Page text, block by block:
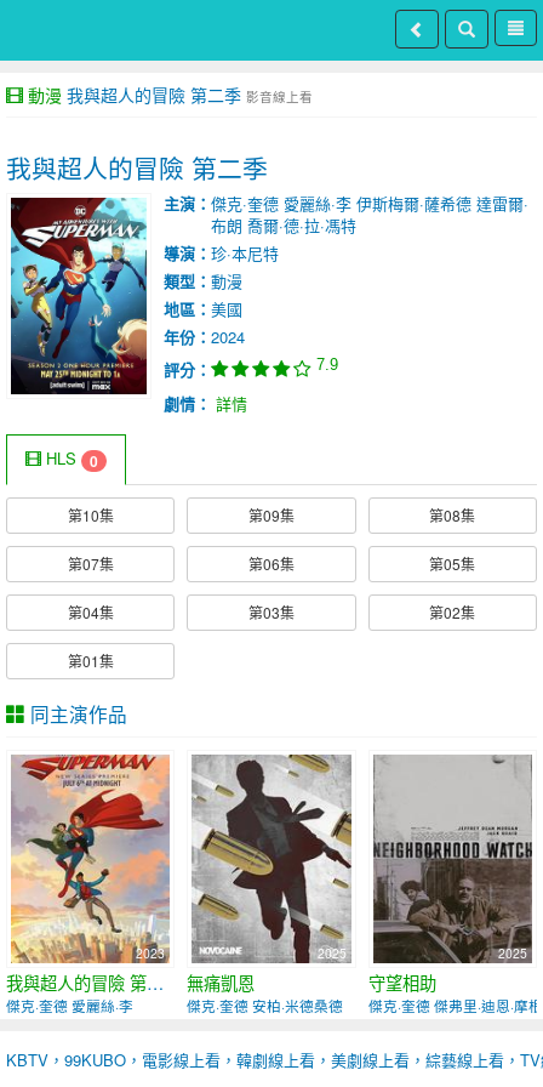
動漫 我與超人的冒險 第二季 影音線上看
我與超人的冒險 第二季
主演： 傑克·奎德 愛麗絲·李 伊斯梅爾·薩希德 達雷爾·
布朗 喬爾·德·拉·馮特
導演： 珍·本尼特
類型： 動漫
地區： 美國
年份： 2024
評分：
7.9
劇情： 詳情
HLS 0
第10集 第09集 第08集
第07集 第06集 第05集
第04集 第03集 第02集
第01集
同主演作品
2023
我與超人的冒險 第一季
傑克·奎德 愛麗絲·李
2025
無痛凱恩
傑克·奎德 安柏·米德桑德
2025
守望相助
傑克·奎德 傑弗里·迪恩·摩根
KBTV，99KUBO，電影線上看，韓劇線上看，美劇線上看，綜藝線上看，